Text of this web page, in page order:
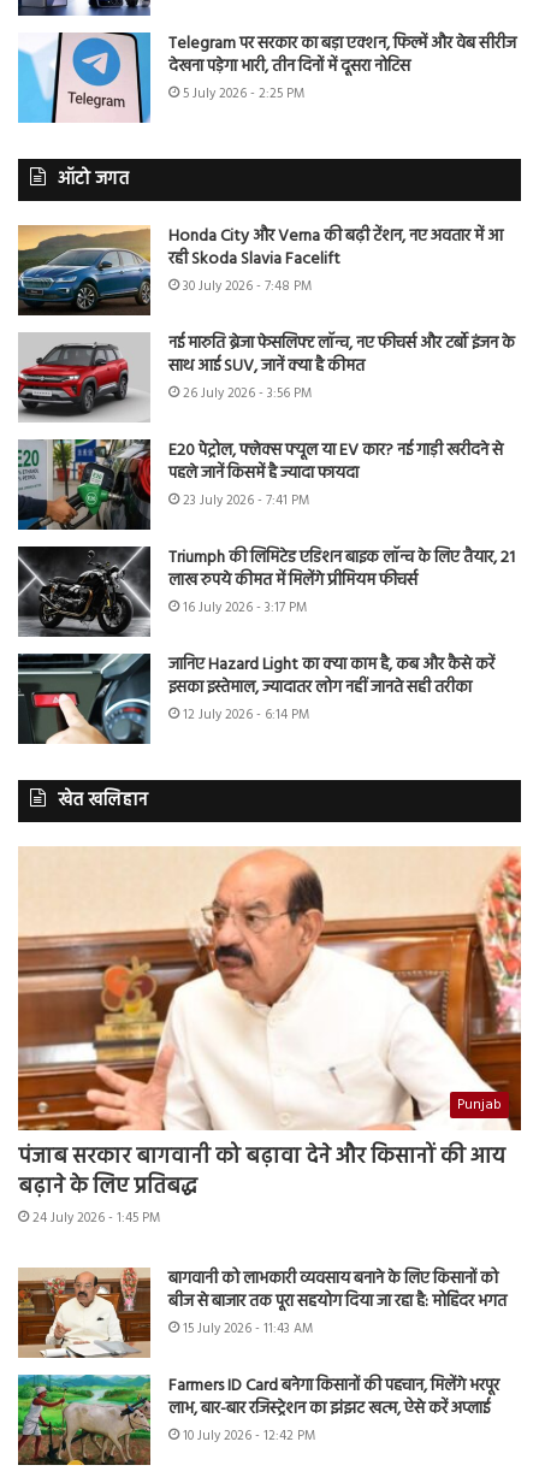
Telegram पर सरकार का बड़ा एक्शन, फिल्में और वेब सीरीज
देखना पड़ेगा भारी, तीन दिनों में दूसरा नोटिस
5 July 2026 - 2:25 PM
ऑटो जगत
Honda City और Verna की बढ़ी टेंशन, नए अवतार में आ
रही Skoda Slavia Facelift
30 July 2026 - 7:48 PM
नई मारुति ब्रेजा फेसलिफ्ट लॉन्च, नए फीचर्स और टर्बो इंजन के
साथ आई SUV, जानें क्या है कीमत
26 July 2026 - 3:56 PM
E20 पेट्रोल, फ्लेक्स फ्यूल या EV कार? नई गाड़ी खरीदने से
पहले जानें किसमें है ज्यादा फायदा
23 July 2026 - 7:41 PM
Triumph की लिमिटेड एडिशन बाइक लॉन्च के लिए तैयार, 21
लाख रुपये कीमत में मिलेंगे प्रीमियम फीचर्स
16 July 2026 - 3:17 PM
जानिए Hazard Light का क्या काम है, कब और कैसे करें
इसका इस्तेमाल, ज्यादातर लोग नहीं जानते सही तरीका
12 July 2026 - 6:14 PM
खेत खलिहान
Punjab
पंजाब सरकार बागवानी को बढ़ावा देने और किसानों की आय
बढ़ाने के लिए प्रतिबद्ध
24 July 2026 - 1:45 PM
बागवानी को लाभकारी व्यवसाय बनाने के लिए किसानों को
बीज से बाजार तक पूरा सहयोग दिया जा रहा है: मोहिंदर भगत
15 July 2026 - 11:43 AM
Farmers ID Card बनेगा किसानों की पहचान, मिलेंगे भरपूर
लाभ, बार-बार रजिस्ट्रेशन का झंझट खत्म, ऐसे करें अप्लाई
10 July 2026 - 12:42 PM